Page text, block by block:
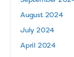
August 2024
July 2024
April 2024